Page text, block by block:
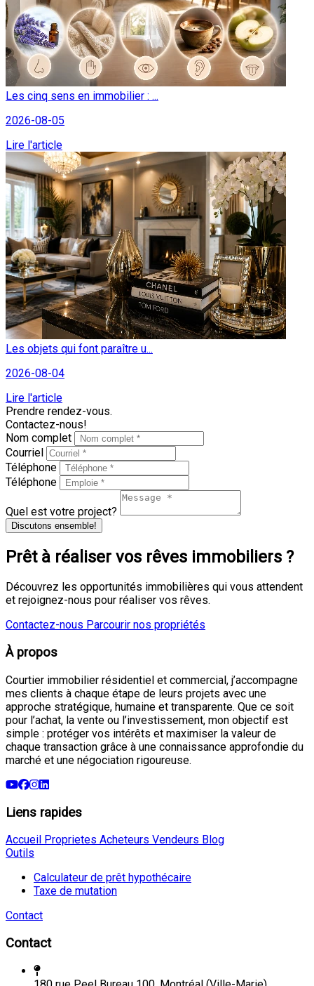
Les cinq sens en immobilier : ...
2026-08-05
Lire l'article
Les objets qui font paraître u...
2026-08-04
Lire l'article
Prendre rendez-vous.
Contactez-nous!
Nom complet
Courriel
Téléphone
Téléphone
Quel est votre project?
Discutons ensemble!
Prêt à réaliser vos rêves immobiliers ?
Découvrez les opportunités immobilières qui vous attendent
et rejoignez-nous pour réaliser vos rêves.
Contactez-nous Parcourir nos propriétés
À propos
Courtier immobilier résidentiel et commercial, j’accompagne
mes clients à chaque étape de leurs projets avec une
approche stratégique, humaine et transparente. Que ce soit
pour l’achat, la vente ou l’investissement, mon objectif est
simple : protéger vos intérêts et maximiser la valeur de
chaque transaction grâce à une connaissance approfondie du
marché et une négociation rigoureuse.
Liens rapides
Accueil Proprietes Acheteurs Vendeurs Blog
Outils
Calculateur de prêt hypothécaire
Taxe de mutation
Contact
Contact